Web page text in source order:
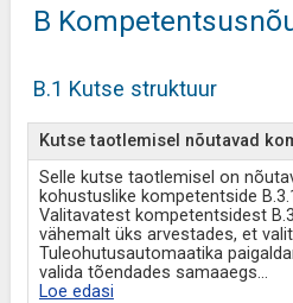
B
B.1 Kutse struktuur
Kutse taotlemisel nõutavad
Selle kutse taotlemisel on
kohustuslike kompetentside
Valitavatest kompetentsidest
vähemalt üks arvestades, et
Tuleohutusautomaatika
valida tõendades samaaegs...
Loe edasi